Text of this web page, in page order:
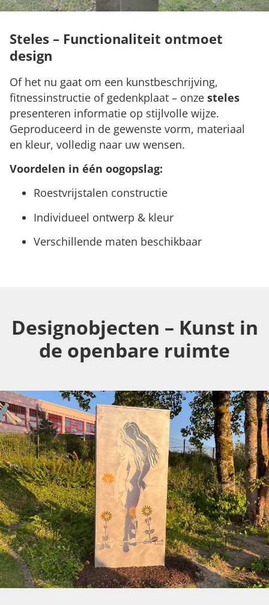
Steles – Functionaliteit ontmoet
design
Of het nu gaat om een kunstbeschrijving,
fitnessinstructie of gedenkplaat – onze steles
presenteren informatie op stijlvolle wijze.
Geproduceerd in de gewenste vorm, materiaal
en kleur, volledig naar uw wensen.
Voordelen in één oogopslag:
Roestvrijstalen constructie
Individueel ontwerp & kleur
Verschillende maten beschikbaar
Designobjecten – Kunst in
de openbare ruimte